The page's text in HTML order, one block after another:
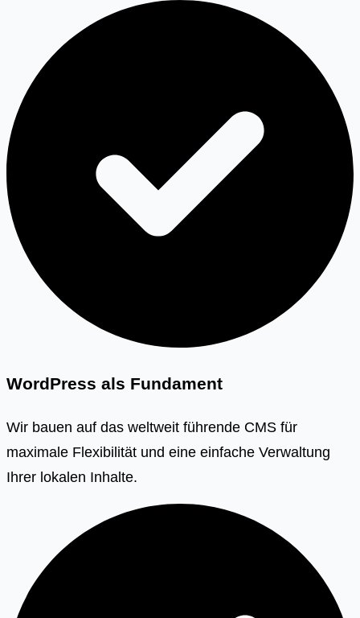
WordPress als Fundament
Wir bauen auf das weltweit führende CMS für
maximale Flexibilität und eine einfache Verwaltung
Ihrer lokalen Inhalte.